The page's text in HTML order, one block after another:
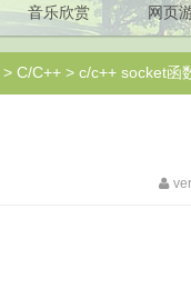
音乐欣赏 网页
> C/C++ > c/c++ socket函